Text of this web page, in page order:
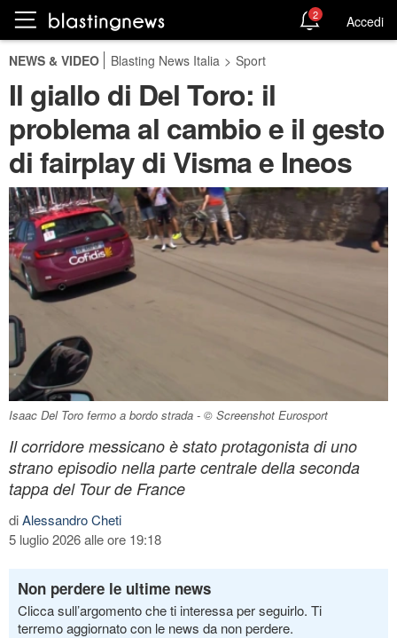
2 Accedi
NEWS & VIDEO Blasting News Italia > Sport
Il giallo di Del Toro: il
problema al cambio e il gesto
di fairplay di Visma e Ineos
Isaac Del Toro fermo a bordo strada - © Screenshot Eurosport
Il corridore messicano è stato protagonista di uno
strano episodio nella parte centrale della seconda
tappa del Tour de France
diAlessandro Cheti
5 luglio 2026 alle ore 19:18
Non perdere le ultime news
Clicca sull’argomento che ti interessa per seguirlo. Ti
terremo aggiornato con le news da non perdere.